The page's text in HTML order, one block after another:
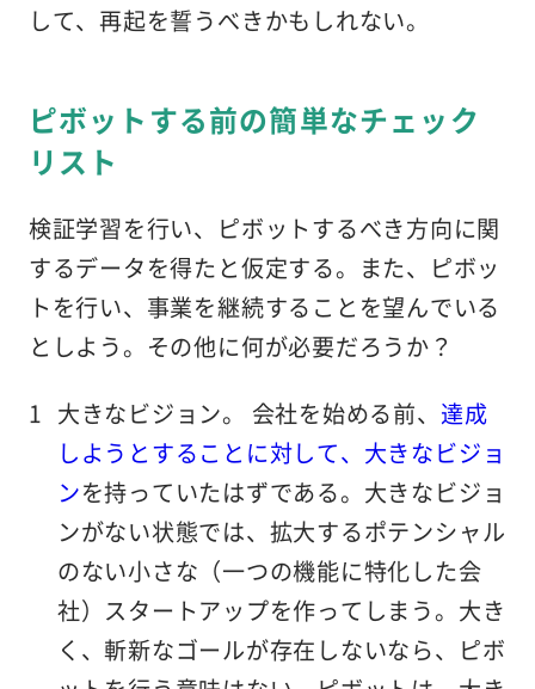
して、再起を誓うべきかもしれない。
ピボットする前の簡単なチェック
リスト
検証学習を行い、ピボットするべき方向に関
するデータを得たと仮定する。また、ピボッ
トを行い、事業を継続することを望んでいる
としよう。その他に何が必要だろうか？
大きなビジョン。
会社を始める前、 達成
しようとすることに対して、大きなビジョ
ンを持っていたはずである。大きなビジョ
ンがない状態では、拡大するポテンシャル
のない小さな（一つの機能に特化した会
社）スタートアップを作ってしまう。大き
く、斬新なゴールが存在しないなら、ピボ